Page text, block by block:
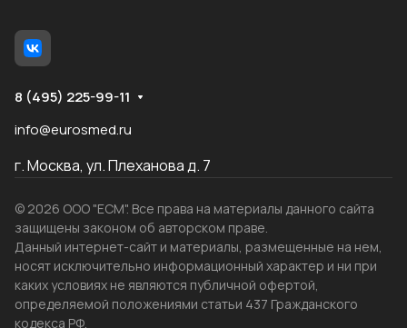
8 (495) 225-99-11
info@eurosmed.ru
г. Москва, ул. Плеханова д. 7
© 2026 ООО "ЕСМ". Все права на материалы данного сайта
защищены законом об авторском праве.
Данный интернет-сайт и материалы, размещенные на нем,
носят исключительно информационный характер и ни при
каких условиях не являются публичной офертой,
определяемой положениями статьи 437 Гражданского
кодекса РФ.